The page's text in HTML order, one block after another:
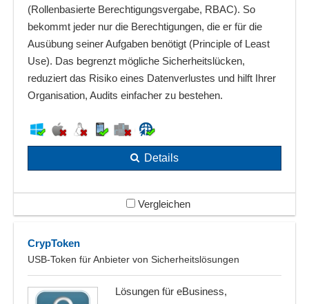
(Rollenbasierte Berechtigungsvergabe, RBAC). So
bekommt jeder nur die Berechtigungen, die er für die
Ausübung seiner Aufgaben benötigt (Principle of Least
Use). Das begrenzt mögliche Sicherheitslücken,
reduziert das Risiko eines Datenverlustes und hilft Ihrer
Organisation, Audits einfacher zu bestehen.
Details
Vergleichen
CrypToken
USB-Token für Anbieter von Sicherheitslösungen
Lösungen für eBusiness,